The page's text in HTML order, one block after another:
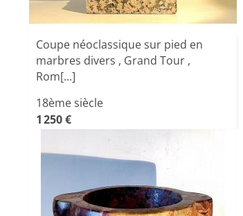
Coupe néoclassique sur pied en
marbres divers , Grand Tour ,
Rom[...]
18ème siècle
1 250 €